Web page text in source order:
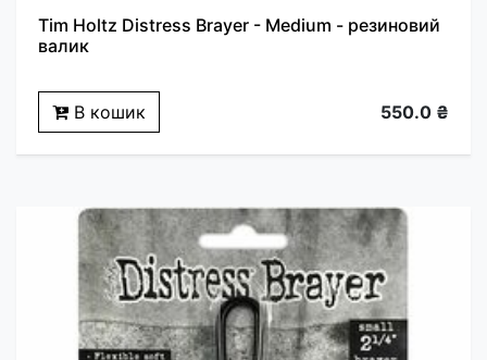
Tim Holtz Distress Brayer - Medium - резиновий
валик
В кошик 550.0 ₴